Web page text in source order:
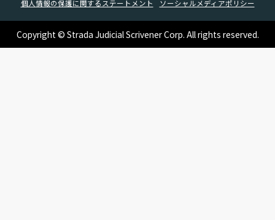
個人情報の保護に関するステートメント ソーシャルメディアポリシー
Copyright © Strada Judicial Scrivener Corp. All rights reserved.